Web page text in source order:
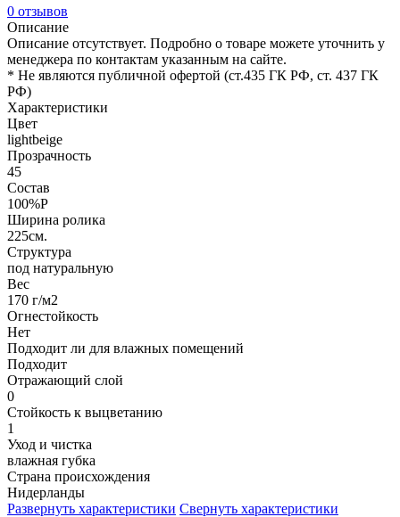
0 отзывов
Описание
Описание отсутствует. Подробно о товаре можете уточнить у
менеджера по контактам указанным на сайте.
* Не являются публичной офертой (ст.435 ГК РФ, cт. 437 ГК
РФ)
Характеристики
Цвет
lightbeige
Прозрачность
45
Состав
100%P
Ширина ролика
225см.
Структура
под натуральную
Вес
170 г/м2
Огнестойкость
Нет
Подходит ли для влажных помещений
Подходит
Отражающий слой
0
Стойкость к выцветанию
1
Уход и чистка
влажная губка
Страна происхождения
Нидерланды
Развернуть характеристики Свернуть характеристики